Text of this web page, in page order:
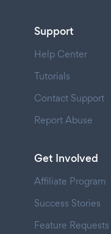
Support
Help Center
Tutorials
Contact Support
Report Abuse
Get Involved
Affiliate Program
Success Stories
Feature Requests